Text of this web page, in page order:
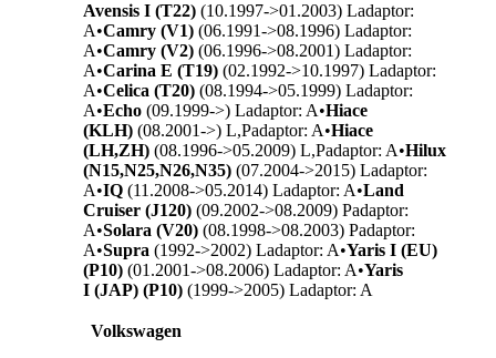
Avensis I (T22) (10.1997->01.2003) Ladaptor:
A•Camry (V1) (06.1991->08.1996) Ladaptor:
A•Camry (V2) (06.1996->08.2001) Ladaptor:
A•Carina E (T19) (02.1992->10.1997) Ladaptor:
A•Celica (T20) (08.1994->05.1999) Ladaptor:
A•Echo (09.1999->) Ladaptor: A•Hiace
(KLH) (08.2001->) L,Padaptor: A•Hiace
(LH,ZH) (08.1996->05.2009) L,Padaptor: A•Hilux
(N15,N25,N26,N35) (07.2004->2015) Ladaptor:
A•IQ (11.2008->05.2014) Ladaptor: A•Land
Cruiser (J120) (09.2002->08.2009) Padaptor:
A•Solara (V20) (08.1998->08.2003) Padaptor:
A•Supra (1992->2002) Ladaptor: A•Yaris I (EU)
(P10) (01.2001->08.2006) Ladaptor: A•Yaris
I (JAP) (P10) (1999->2005) Ladaptor: A
Volkswagen